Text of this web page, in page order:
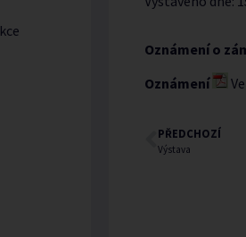
Oznámení o
Oznámení
PŘEDCHOZÍ
Výstava